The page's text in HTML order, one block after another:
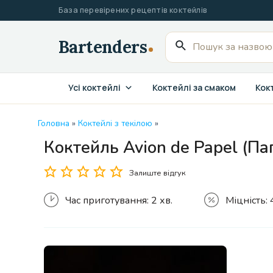
до
База перевірених рецептів коктейлів
Пошук
для:
Усі коктейлі Коктейлі за смаком
Головна » Коктейлі з текілою »
Коктейль Avion de Papel
Залиште відгук
Час приготування: 2 хв. Міцність: